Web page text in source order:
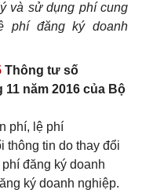
và sử dụng phí cung
phí đăng ký doanh
Thông tư số
11 năm 2016 của Bộ
phí, lệ phí
thông tin do thay đổi
đăng ký doanh
ký doanh nghiệp.